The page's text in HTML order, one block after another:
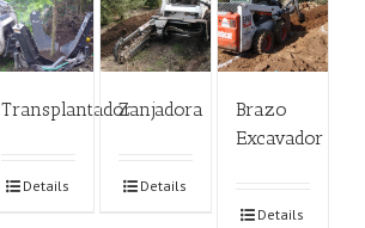
Transplantador
Details
Zanjadora
Details
Brazo
Excavador
Details